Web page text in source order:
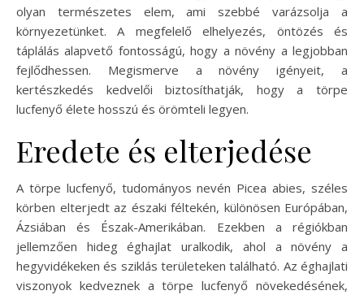
olyan természetes elem, ami szebbé varázsolja a
környezetünket. A megfelelő elhelyezés, öntözés és
táplálás alapvető fontosságú, hogy a növény a legjobban
fejlődhessen. Megismerve a növény igényeit, a
kertészkedés kedvelői biztosíthatják, hogy a törpe
lucfenyő élete hosszú és örömteli legyen.
Eredete és elterjedése
A törpe lucfenyő, tudományos nevén Picea abies, széles
körben elterjedt az északi féltekén, különösen Európában,
Ázsiában és Észak-Amerikában. Ezekben a régiókban
jellemzően hideg éghajlat uralkodik, ahol a növény a
hegyvidékeken és sziklás területeken található. Az éghajlati
viszonyok kedveznek a törpe lucfenyő növekedésének,